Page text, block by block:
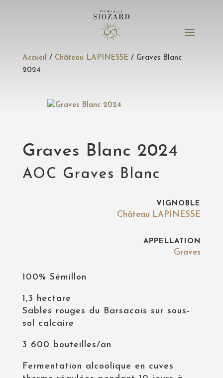
Accueil / Château LAPINESSE / Graves Blanc
2024
Graves Blanc 2024
AOC Graves Blanc
VIGNOBLE
Château LAPINESSE
APPELLATION
Graves
100% Sémillon
1,3 hectare
Sables rouges du Barsacais sur sous-
sol calcaire
3 600 bouteilles/an
Fermentation alcoolique en cuves